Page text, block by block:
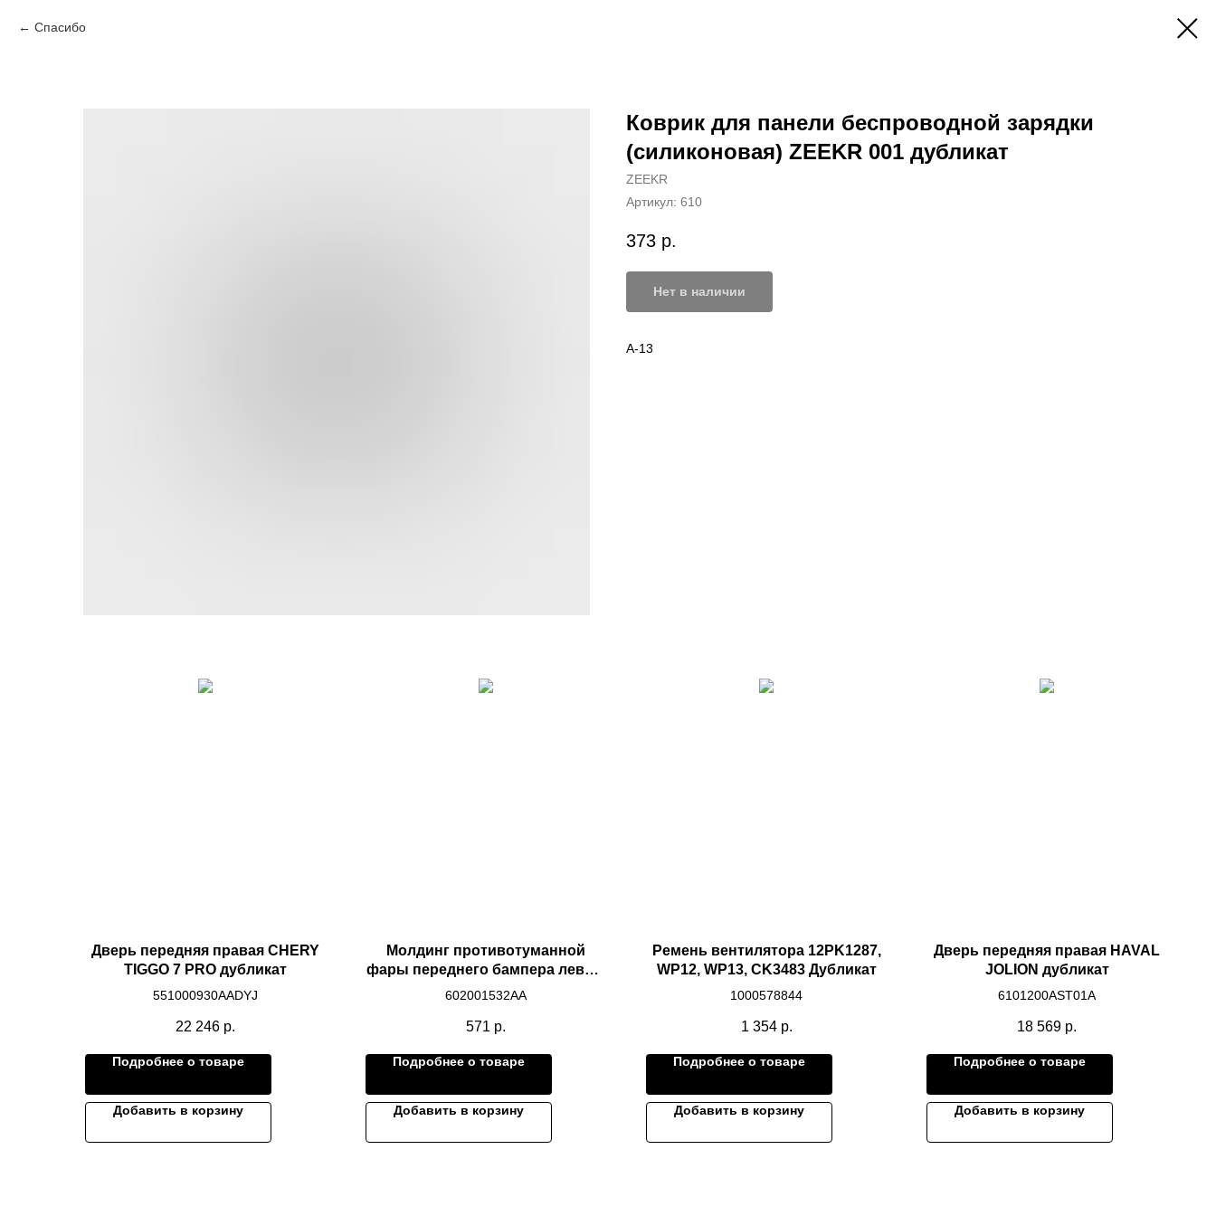
Спасибо
Коврик для панели беспроводной зарядки
(силиконовая) ZEEKR 001 дубликат
ZEEKR
Артикул: 610
373 р.
Нет в наличии
A-13
Дверь передняя правая CHERY
TIGGO 7 PRO дубликат
551000930AADYJ
22 246 р.
Подробнее о товаре
Добавить в корзину
Молдинг противотуманной
фары переднего бампера левый
нижний OMODA S5 дубликат
602001532AA
571 р.
Подробнее о товаре
Добавить в корзину
Ремень вентилятора 12PK1287,
WP12, WP13, CK3483 Дубликат
1000578844
1 354 р.
Подробнее о товаре
Добавить в корзину
Дверь передняя правая HAVAL
JOLION дубликат
6101200AST01A
18 569 р.
Подробнее о товаре
Добавить в корзину